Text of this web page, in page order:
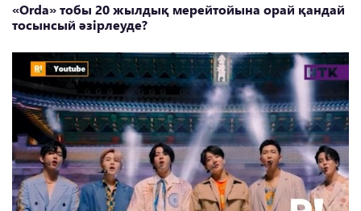
«Orda» тобы 20 жылдық мерейтойына орай қандай
тосынсый әзірлеуде?